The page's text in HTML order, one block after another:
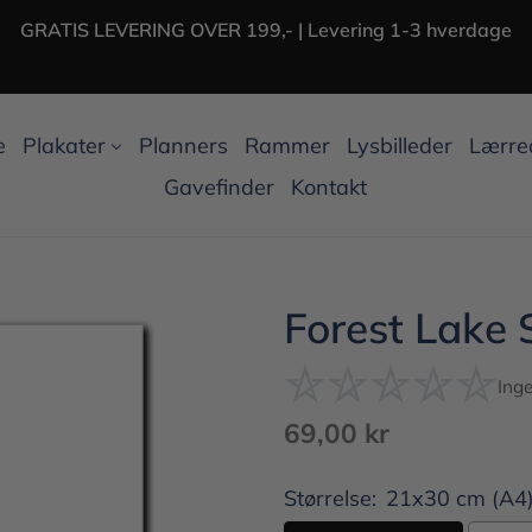
GRATIS LEVERING OVER 199,- | Levering 1-3 hverdage
Plakater Planners Rammer Lysbilleder
Gavefinder
Kontakt
Forest Lake
Normalpris
69,00 kr
Størrelse: 21x30 cm (A4)